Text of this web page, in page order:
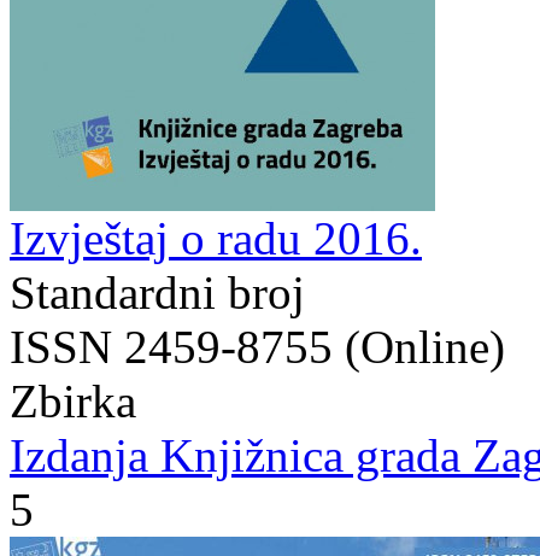
Izvještaj o radu 2016.
Standardni broj
ISSN 2459-8755 (Online)
Zbirka
Izdanja Knjižnica grada
5